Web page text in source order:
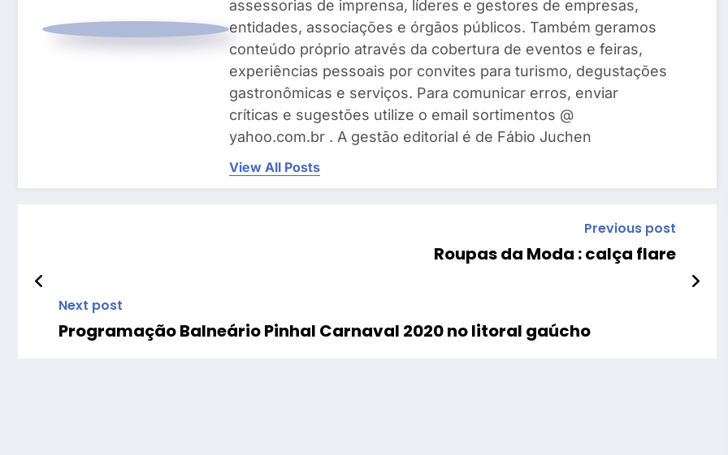
assessorias de imprensa, líderes e gestores de empresas,
entidades, associações e órgãos públicos. Também geramos
conteúdo próprio através da cobertura de eventos e feiras,
experiências pessoais por convites para turismo, degustações
gastronômicas e serviços. Para comunicar erros, enviar
críticas e sugestões utilize o email sortimentos @
yahoo.com.br . A gestão editorial é de Fábio Juchen
View All Posts
Previous post
Roupas da Moda : calça flare
Next post
Programação Balneário Pinhal Carnaval 2020 no litoral gaúcho